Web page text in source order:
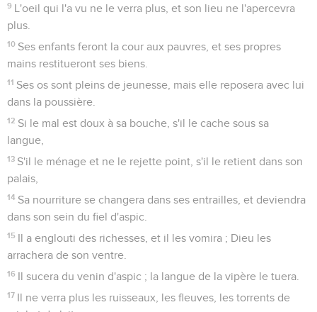
9 L'oeil qui l'a vu ne le verra plus, et son lieu ne l'apercevra
plus.
10 Ses enfants feront la cour aux pauvres, et ses propres
mains restitueront ses biens.
11 Ses os sont pleins de jeunesse, mais elle reposera avec lui
dans la poussière.
12 Si le mal est doux à sa bouche, s'il le cache sous sa
langue,
13 S'il le ménage et ne le rejette point, s'il le retient dans son
palais,
14 Sa nourriture se changera dans ses entrailles, et deviendra
dans son sein du fiel d'aspic.
15 Il a englouti des richesses, et il les vomira ; Dieu les
arrachera de son ventre.
16 Il sucera du venin d'aspic ; la langue de la vipère le tuera.
17 Il ne verra plus les ruisseaux, les fleuves, les torrents de